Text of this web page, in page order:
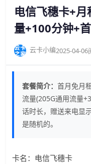
电信飞穗卡+
量+100分钟+
云卡小编2025-04-06
套餐简介： 首月免月
流量(205G通用流量
话时长，赠送来电显
是随机的。
卡名：电信飞穗卡